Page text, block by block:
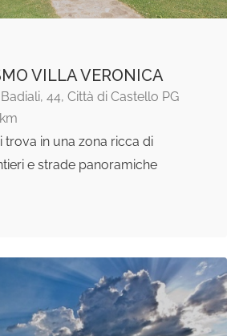
VILLA VERONICA
44, Città di Castello PG
trova in una zona ricca di
e strade panoramiche